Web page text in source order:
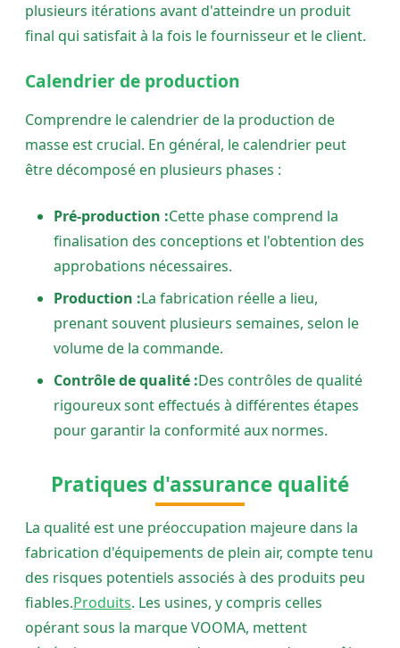
plusieurs itérations avant d'atteindre un produit
final qui satisfait à la fois le fournisseur et le client.
Calendrier de production
Comprendre le calendrier de la production de
masse est crucial. En général, le calendrier peut
être décomposé en plusieurs phases :
Pré-production :Cette phase comprend la
finalisation des conceptions et l'obtention des
approbations nécessaires.
Production :La fabrication réelle a lieu,
prenant souvent plusieurs semaines, selon le
volume de la commande.
Contrôle de qualité :Des contrôles de qualité
rigoureux sont effectués à différentes étapes
pour garantir la conformité aux normes.
Pratiques d'assurance qualité
La qualité est une préoccupation majeure dans la
fabrication d'équipements de plein air, compte tenu
des risques potentiels associés à des produits peu
fiables.Produits. Les usines, y compris celles
opérant sous la marque VOOMA, mettent